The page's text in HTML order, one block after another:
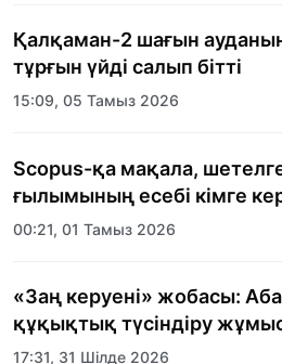
Қалқаман-2 шағын
тұрғын үйді салып бітті
15:09, 05 Тамыз 2026
Scopus-қа мақала,
ғылымының есебі кімге
00:21, 01 Тамыз 2026
«Заң керуені» жобасы:
құқықтық түсіндіру
17:31, 31 Шілде 2026